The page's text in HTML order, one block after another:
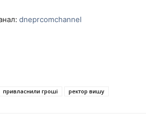
dneprcomchannel
привласнили гроші ректор вишу